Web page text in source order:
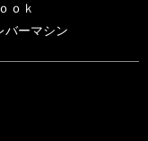
ｏｋ
ーマシン